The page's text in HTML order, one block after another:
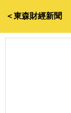
＜東森財經新聞